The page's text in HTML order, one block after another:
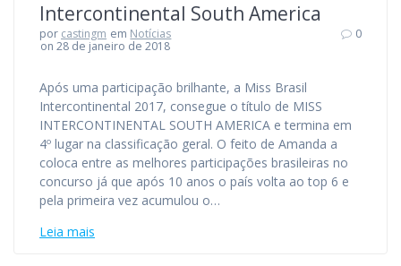
Intercontinental South America
por castingm em Notícias
on 28 de janeiro de 2018
0
Após uma participação brilhante, a Miss Brasil
Intercontinental 2017, consegue o título de MISS
INTERCONTINENTAL SOUTH AMERICA e termina em
4º lugar na classificação geral. O feito de Amanda a
coloca entre as melhores participações brasileiras no
concurso já que após 10 anos o país volta ao top 6 e
pela primeira vez acumulou o…
Leia mais